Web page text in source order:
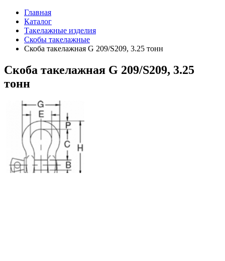
Главная
Каталог
Такелажные изделия
Скобы такелажные
Скоба такелажная G 209/S209, 3.25 тонн
Скоба такелажная G 209/S209, 3.25
тонн